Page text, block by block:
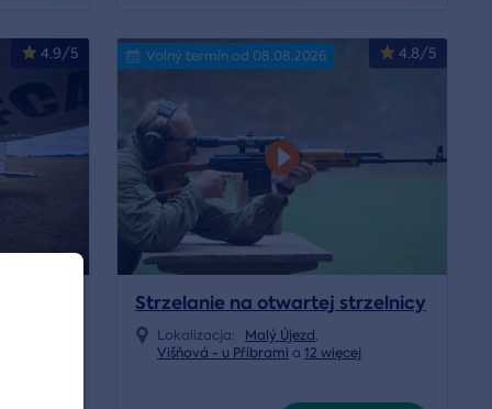
4.9/5 4.8/5
Volný termín od 08.08.2026
Strzelanie na otwartej strzelnicy
Lokalizacja: Malý Újezd,
Višňová - u Příbrami a12 więcej